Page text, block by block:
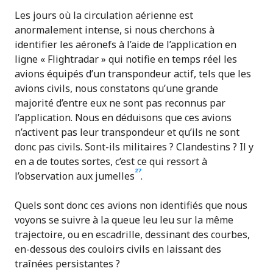
Les jours où la circulation aérienne est
anormalement intense, si nous cherchons à
identifier les aéronefs à l’aide de l’application en
ligne « Flightradar » qui notifie en temps réel les
avions équipés d’un transpondeur actif, tels que les
avions civils, nous constatons qu’une grande
majorité d’entre eux ne sont pas reconnus par
l’application. Nous en déduisons que ces avions
n’activent pas leur transpondeur et qu’ils ne sont
donc pas civils. Sont-ils militaires ? Clandestins ? Il y
en a de toutes sortes, c’est ce qui ressort à
l’observation aux jumelles27.
Quels sont donc ces avions non identifiés que nous
voyons se suivre à la queue leu leu sur la même
trajectoire, ou en escadrille, dessinant des courbes,
en-dessous des couloirs civils en laissant des
traînées persistantes ?